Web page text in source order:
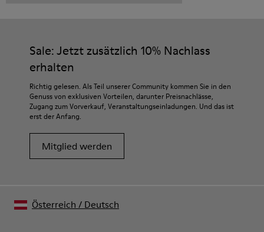
Sale: Jetzt zusätzlich 10% Nachlass
erhalten
Richtig gelesen. Als Teil unserer Community kommen Sie in den
Genuss von exklusiven Vorteilen, darunter Preisnachlässe,
Zugang zum Vorverkauf, Veranstaltungseinladungen. Und das ist
erst der Anfang.
Mitglied werden
Österreich / Deutsch